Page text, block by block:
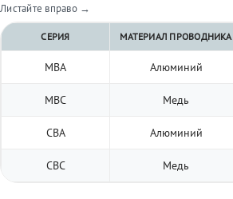
Листайте вправо →
СЕРИЯ МАТЕРИАЛ ПРОВОДНИКА
МВА Алюминий
МВС Медь
СВА Алюминий
СВС Медь